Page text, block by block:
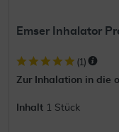
Emser Inhalator
(1)
Zur Inhalation in die
Inhalt 1 Stück